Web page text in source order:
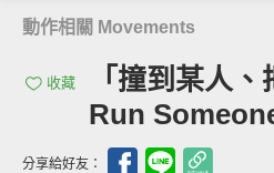
動作相關 Movements
收藏
「撞到某人
Run
分享給好友：